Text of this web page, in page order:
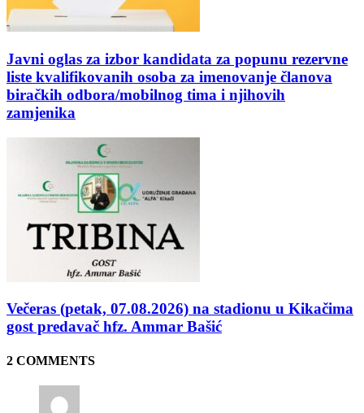
Javni oglas za izbor kandidata za popunu rezervne
liste kvalifikovanih osoba za imenovanje članova
biračkih odbora/mobilnog tima i njihovih
zamjenika
Večeras (petak, 07.08.2026) na stadionu u Kikačima
gost predavač hfz. Ammar Bašić
2 COMMENTS